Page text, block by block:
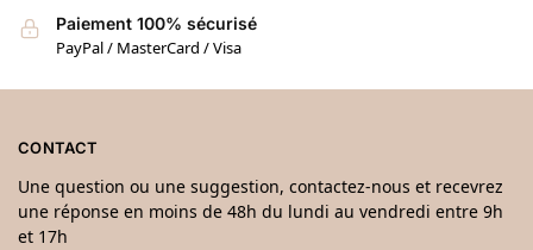
Paiement 100% sécurisé
PayPal / MasterCard / Visa
CONTACT
Une question ou une suggestion, contactez-nous et recevrez
une réponse en moins de 48h du lundi au vendredi entre 9h
et 17h